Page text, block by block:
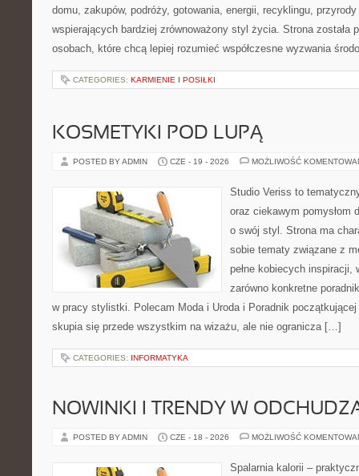
domu, zakupów, podróży, gotowania, energii, recyklingu,
wspierających bardziej zrównoważony styl życia. Strona została
osobach, które chcą lepiej rozumieć współczesne wyzwania
CATEGORIES: KARMIENIE I POSIŁKI
KOSMETYKI POD LUPĄ
POSTED BY ADMIN CZE - 19 - 2026 MOŻLIWOŚĆ
Studio Veriss to
oraz ciekawym pomysłom
o swój styl. Strona ma
sobie tematy związane z
pełne kobiecych
zarówno konkretne
w pracy stylistki. Polecam Moda i Uroda i Poradnik
skupia się przede wszystkim na wizażu, ale nie ogranicza […]
CATEGORIES: INFORMATYKA
NOWINKI I TRENDY W
POSTED BY ADMIN CZE - 18 - 2026 MOŻLIWOŚĆ
Spalarnia kalorii –